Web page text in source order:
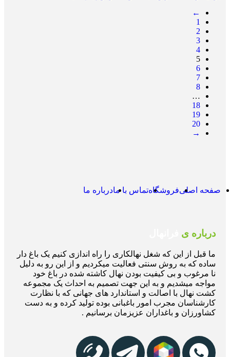
←
1
2
3
4
5
6
7
8
…
18
19
20
→
صفحه اصلیفروشگاهتماس با مادرباره ما
درباره ی
ما قبل از این که شغل نهالکاری را راه اندازی کنیم یک باغ دار
ساده که به روش سنتی فعالیت میکردیم و از این رو به دلیل
نا مرغوب و بی کیفیت بودن نهال کاشته شده در باغ خود
مواجه میشدیم و به این جهت تصمیم به احداث یک مجموعه
کشت نهال با اصالت و استاندارد های جهانی که با نظارت
کارشناسان مجرب امور باغبانی بوده تولید کرده و به دست
کشاورزان و باغداران عزیزمان برسانیم .